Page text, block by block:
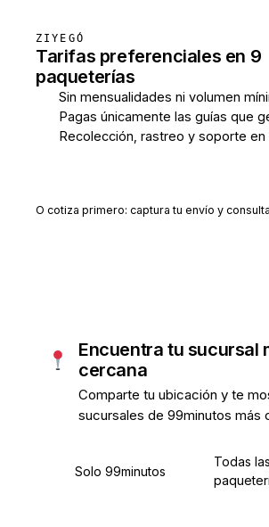
ZIYEGÓ
Tarifas preferenciales en 9
paqueterías
Sin mensualidades ni volumen
Pagas únicamente las guías que
Recolección, rastreo y soporte en
O cotiza primero: captura tu envío y
Encuentra tu sucursal
cercana
Comparte tu ubicación y te
sucursales de 99minutos más
Solo 99minutos
Todas las